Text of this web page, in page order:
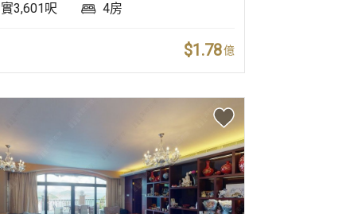
實3,601呎 4房
$1.78億